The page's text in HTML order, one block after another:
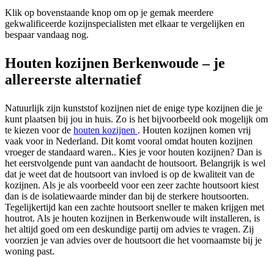
Klik op bovenstaande knop om op je gemak meerdere
gekwalificeerde kozijnspecialisten met elkaar te vergelijken en
bespaar vandaag nog.
Houten kozijnen Berkenwoude – je
allereerste alternatief
Natuurlijk zijn kunststof kozijnen niet de enige type kozijnen die je
kunt plaatsen bij jou in huis. Zo is het bijvoorbeeld ook mogelijk om
te kiezen voor de houten kozijnen . Houten kozijnen komen vrij
vaak voor in Nederland. Dit komt vooral omdat houten kozijnen
vroeger de standaard waren.. Kies je voor houten kozijnen? Dan is
het eerstvolgende punt van aandacht de houtsoort. Belangrijk is wel
dat je weet dat de houtsoort van invloed is op de kwaliteit van de
kozijnen. Als je als voorbeeld voor een zeer zachte houtsoort kiest
dan is de isolatiewaarde minder dan bij de sterkere houtsoorten.
Tegelijkertijd kan een zachte houtsoort sneller te maken krijgen met
houtrot. Als je houten kozijnen in Berkenwoude wilt installeren, is
het altijd goed om een deskundige partij om advies te vragen. Zij
voorzien je van advies over de houtsoort die het voornaamste bij je
woning past.